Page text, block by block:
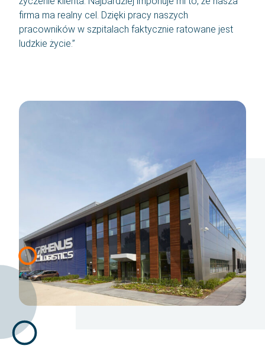
firma ma realny cel. Dzięki pracy naszych
pracowników w szpitalach faktycznie ratowane jest
ludzkie życie.”